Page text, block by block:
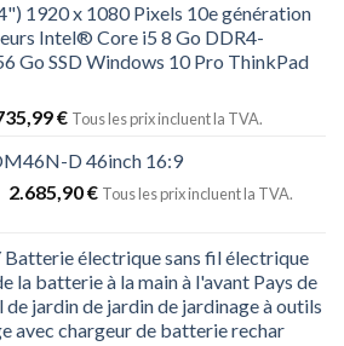
1920 x 1080 Pixels 10e génération
Intel® Core i5 8 Go DDR4-
Go SSD Windows 10 Pro ThinkPad
€ Tous les prix incluent la TVA.
D 46inch 16:9
2.685,90€ Tous les prix incluent la TVA.
Batterie électrique sans fil électrique
la batterie à la main à l'avant Pays de
de jardin de jardin de jardinage à outils
avec chargeur de batterie rechar